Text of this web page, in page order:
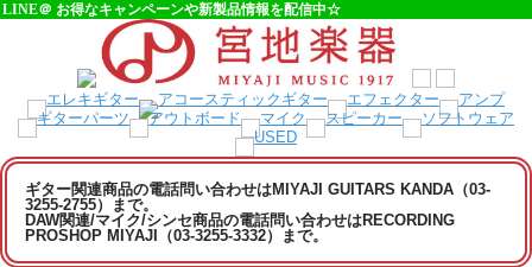
LINE＠ お得なキャンペーンや新製品情報を配信中☆
ギター関連商品の電話問い合わせはMIYAJI GUITARS KANDA（03-
3255-2755）まで。
DAW関連/マイク/シンセ商品の電話問い合わせはRECORDING
PROSHOP MIYAJI（03-3255-3332）まで。